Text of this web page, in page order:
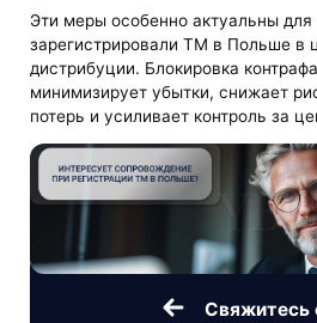
Эти меры особенно актуальны
зарегистрировали ТМ в Польше в
дистрибуции. Блокировка
минимизирует убытки, снижает
потерь и усиливает контроль за
Свяжитесь